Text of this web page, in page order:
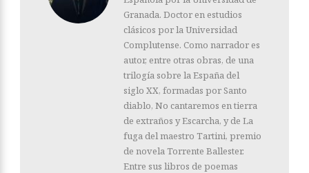
Granada. Doctor en estudios
clásicos por la Universidad
Complutense. Como narrador es
autor, entre otras obras, de una
trilogía sobre la España del
siglo XX, formadas por Santo
diablo, No cantaremos en tierra
de extraños y Escarcha, y de La
fuga del maestro Tartini, premio
de novela Torrente Ballester.
Entre sus libros de poemas